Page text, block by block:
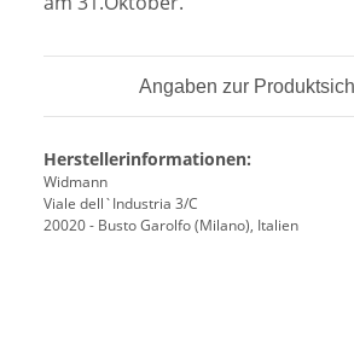
Angaben zur
Herstellerinformationen:
Widmann
Viale dell`Industria 3/C
20020 - Busto Garolfo (Milano), Italien